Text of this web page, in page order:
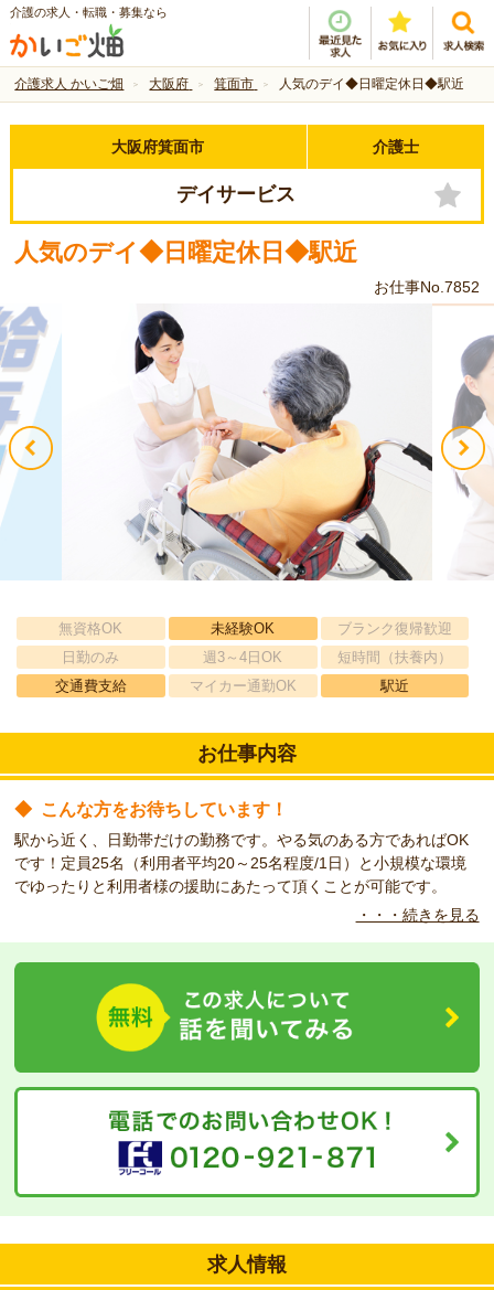
介護の求人・転職・募集なら
介護求人 かいご畑 大阪府 箕面市 人気のデイ◆日曜定休日◆駅近
大阪府箕面市 介護士
デイサービス
人気のデイ◆日曜定休日◆駅近
お仕事No.7852
無資格OK 未経験OK
ブランク復帰歓迎
日勤のみ
週3～4日OK
短時間（扶養内）
交通費支給
マイカー通勤OK 駅近
お仕事内容
◆ こんな方をお待ちしています！
駅から近く、日勤帯だけの勤務です。やる気のある方であればOK
です！定員25名（利用者平均20～25名程度/1日）と小規模な環境
でゆったりと利用者様の援助にあたって頂くことが可能です。
問い合わせください。
・・・続きを見る
求人情報